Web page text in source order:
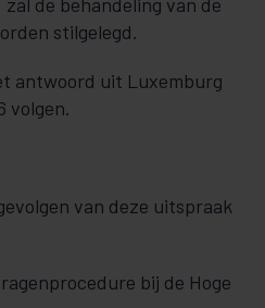
stilgelegd.
antwoord uit Luxemburg
volgen.
van deze uitspraak
bij de Hoge